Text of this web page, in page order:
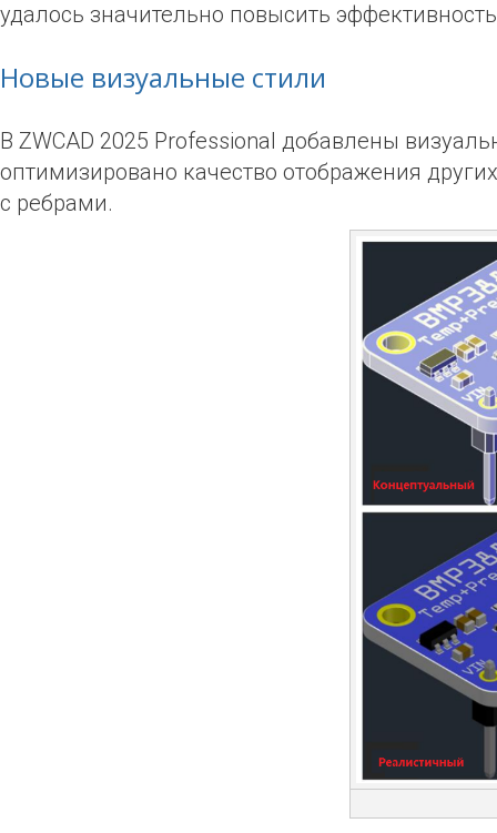
удалось значительно повысить
Новые визуальные стили
В ZWCAD 2025 Professional добавлены
оптимизировано качество отображения
с ребрами.